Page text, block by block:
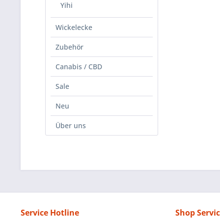
Yihi
Wickelecke
Zubehör
Canabis / CBD
Sale
Neu
Über uns
Service Hotline Shop